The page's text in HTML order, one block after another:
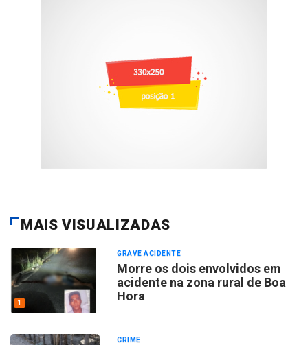
MAIS VISUALIZADAS
1
GRAVE ACIDENTE
Morre os dois envolvidos em
acidente na zona rural de Boa
Hora
CRIME